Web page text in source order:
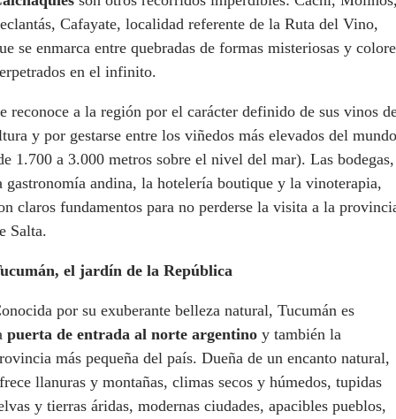
Cafayate, localidad referente de la Ruta del Vino,
se enmarca entre quebradas de formas misteriosas y
en el infinito.
reconoce a la región por el carácter definido de sus vinos
y por gestarse entre los viñedos más elevados del mundo
1.700 a 3.000 metros sobre el nivel del mar). Las bodegas,
gastronomía andina, la hotelería boutique y la vinoterapia,
claros fundamentos para no perderse la visita a la
Salta.
el jardín de la República
por su exuberante belleza natural, Tucumán es
puerta de entrada al norte argentino y también la
más pequeña del país. Dueña de un encanto natural,
llanuras y montañas, climas secos y húmedos, tupidas
y tierras áridas, modernas ciudades, apacibles pueblos,